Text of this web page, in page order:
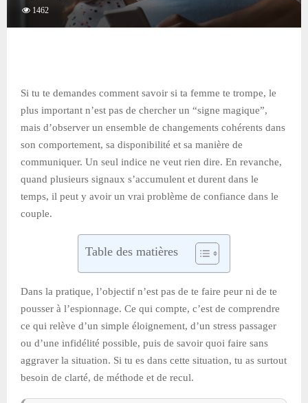
1462
Si tu te demandes comment savoir si ta femme te trompe, le
plus important n’est pas de chercher un “signe magique”,
mais d’observer un ensemble de changements cohérents dans
son comportement, sa disponibilité et sa manière de
communiquer. Un seul indice ne veut rien dire. En revanche,
quand plusieurs signaux s’accumulent et durent dans le
temps, il peut y avoir un vrai problème de confiance dans le
couple.
Table des matières
Dans la pratique, l’objectif n’est pas de te faire peur ni de te
pousser à l’espionnage. Ce qui compte, c’est de comprendre
ce qui relève d’un simple éloignement, d’un stress passager
ou d’une infidélité possible, puis de savoir quoi faire sans
aggraver la situation. Si tu es dans cette situation, tu as surtout
besoin de clarté, de méthode et de recul.